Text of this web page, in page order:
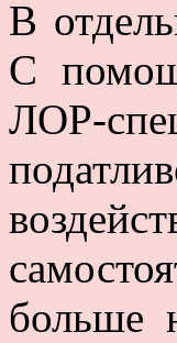
В
С
ЛОР-
больше